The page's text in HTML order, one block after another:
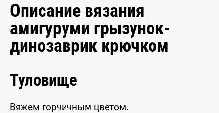
Описание вязания
амигуруми грызунок-
динозаврик крючком
Туловище
Вяжем горчичным цветом.